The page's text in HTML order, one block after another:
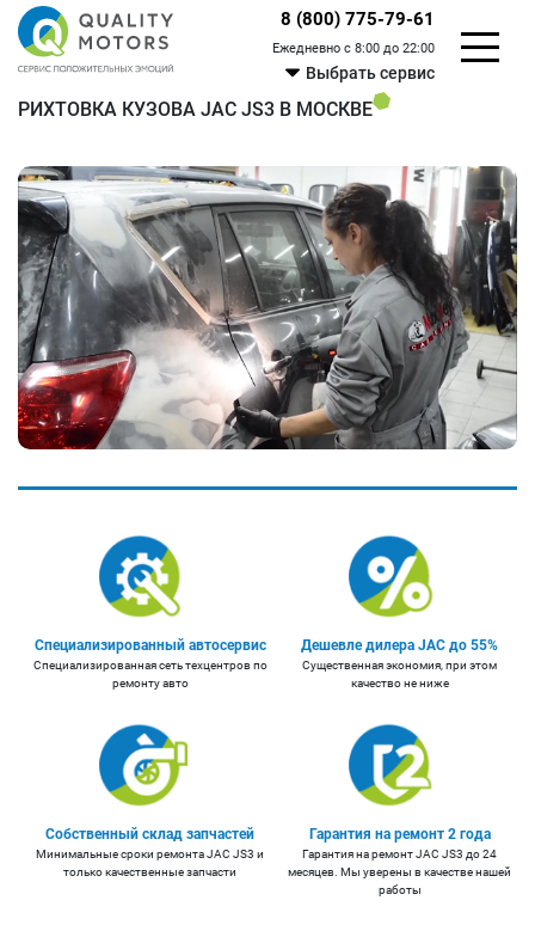
8 (800) 775-79-61
Ежедневно с 8:00 до 22:00
Выбрать сервис
РИХТОВКА КУЗОВА JAC JS3 В МОСКВЕ
Специализированный автосервис
Специализированная сеть техцентров по
ремонту авто
Дешевле дилера JAC до 55%
Существенная экономия, при этом
качество не ниже
Собственный склад запчастей
Минимальные сроки ремонта JAC JS3 и
только качественные запчасти
Гарантия на ремонт 2 года
Гарантия на ремонт JAC JS3 до 24
месяцев. Мы уверены в качестве нашей
работы